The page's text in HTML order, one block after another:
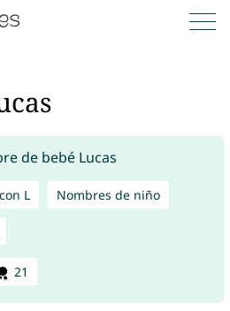
L Nombres de niño
21